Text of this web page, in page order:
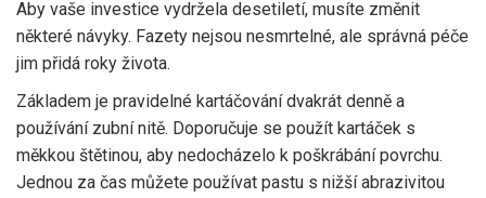
Aby vaše investice vydržela desetiletí, musíte změnit
některé návyky. Fazety nejsou nesmrtelné, ale správná péče
jim přidá roky života.
Základem je pravidelné kartáčování dvakrát denně a
používání zubní nitě. Doporučuje se použít kartáček s
měkkou štětinou, aby nedocházelo k poškrábání povrchu.
Jednou za čas můžete používat pastu s nižší abrazivitou